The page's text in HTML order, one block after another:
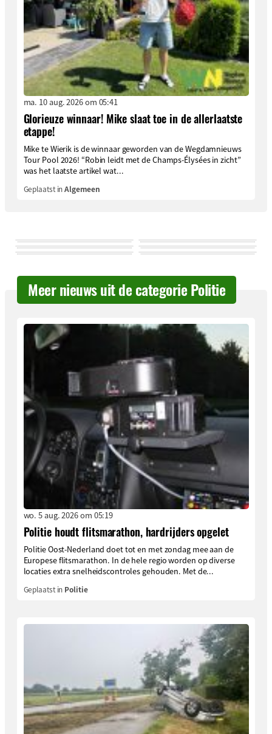
ma. 10 aug. 2026 om 05:41
Glorieuze winnaar! Mike slaat toe in de allerlaatste
etappe!
Mike te Wierik is de winnaar geworden van de Wegdamnieuws
Tour Pool 2026! “Robin leidt met de Champs-Élysées in zicht”
was het laatste artikel wat...
Geplaatst inAlgemeen
Meer nieuws uit de categorie Politie
wo. 5 aug. 2026 om 05:19
Politie houdt flitsmarathon, hardrijders opgelet
Politie Oost-Nederland doet tot en met zondag mee aan de
Europese flitsmarathon. In de hele regio worden op diverse
locaties extra snelheidscontroles gehouden. Met de...
Geplaatst in Politie